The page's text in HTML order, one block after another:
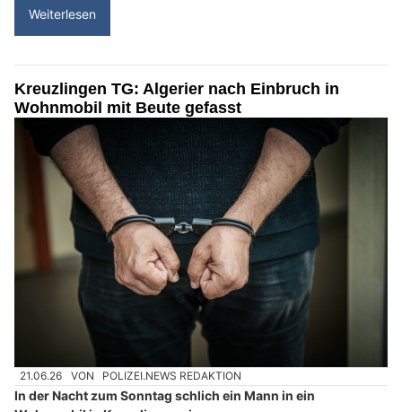
Weiterlesen
Kreuzlingen TG: Algerier nach Einbruch in
Wohnmobil mit Beute gefasst
21.06.26 VON POLIZEI.NEWS REDAKTION
In der Nacht zum Sonntag schlich ein Mann in ein